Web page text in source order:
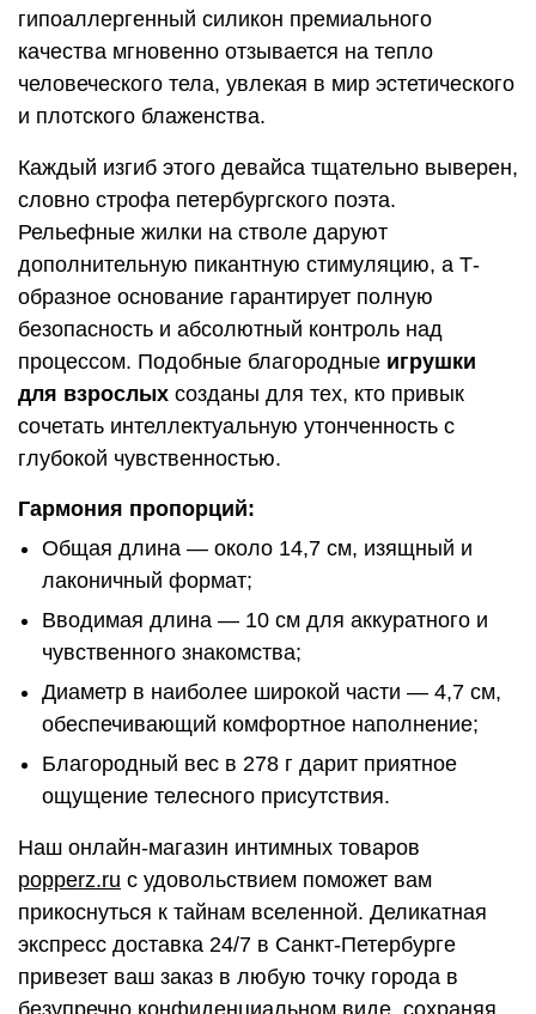
гипоаллергенный силикон премиального
качества мгновенно отзывается на тепло
человеческого тела, увлекая в мир эстетического
и плотского блаженства.
Каждый изгиб этого девайса тщательно выверен,
словно строфа петербургского поэта.
Рельефные жилки на стволе даруют
дополнительную пикантную стимуляцию, а Т-
образное основание гарантирует полную
безопасность и абсолютный контроль над
процессом. Подобные благородные игрушки
для взрослых созданы для тех, кто привык
сочетать интеллектуальную утонченность с
глубокой чувственностью.
Гармония пропорций:
Общая длина — около 14,7 см, изящный и
лаконичный формат;
Вводимая длина — 10 см для аккуратного и
чувственного знакомства;
Диаметр в наиболее широкой части — 4,7 см,
обеспечивающий комфортное наполнение;
Благородный вес в 278 г дарит приятное
ощущение телесного присутствия.
Наш онлайн-магазин интимных товаров
popperz.ru с удовольствием поможет вам
прикоснуться к тайнам вселенной. Деликатная
экспресс доставка 24/7 в Санкт-Петербурге
привезет ваш заказ в любую точку города в
безупречно конфиденциальном виде, сохраняя